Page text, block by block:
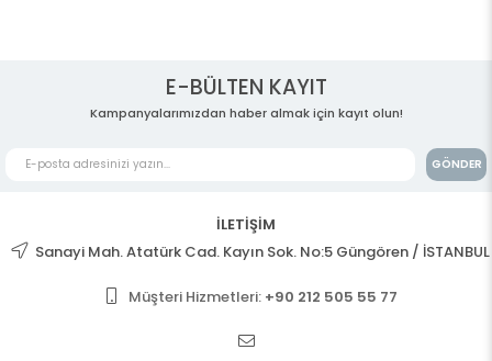
E-BÜLTEN KAYIT
Kampanyalarımızdan haber almak için kayıt olun!
GÖNDER
İLETİŞİM
Sanayi Mah. Atatürk Cad. Kayın Sok. No:5 Güngören / İSTANBUL
Müşteri Hizmetleri: +90 212 505 55 77